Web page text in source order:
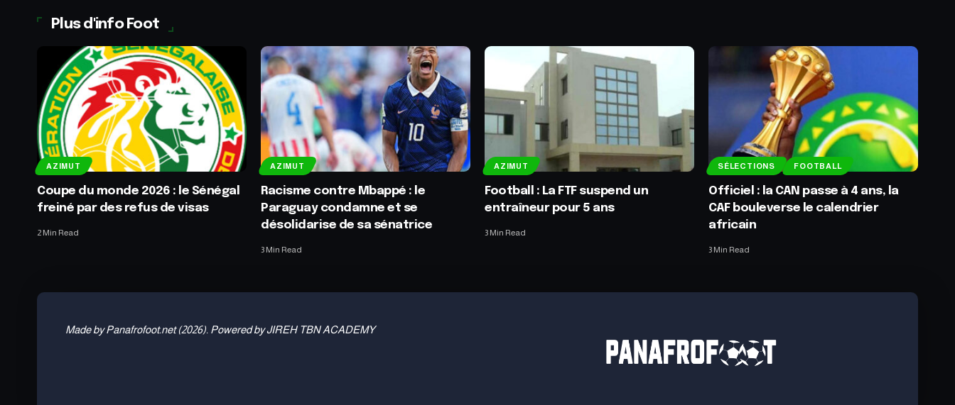
Plus d'info Foot
AZIMUT
Coupe du monde 2026 : le Sénégal
freiné par des refus de visas
2 Min Read
AZIMUT
Racisme contre Mbappé : le
Paraguay condamne et se
désolidarise de sa sénatrice
3 Min Read
AZIMUT
Football : La FTF suspend un
entraîneur pour 5 ans
3 Min Read
SÉLECTIONS FOOTBALL
Officiel : la CAN passe à 4 ans, la
CAF bouleverse le calendrier
africain
3 Min Read
Made by Panafrofoot.net (2026). Powered by JIREH TBN ACADEMY